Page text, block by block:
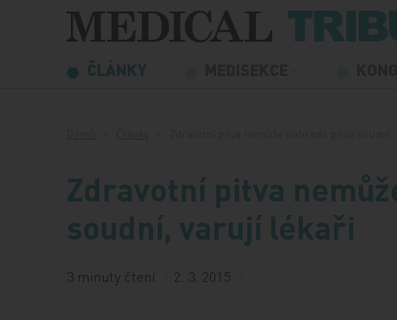
Přeskočit na obsah
ČLÁNKY
Zdravotní pitva
soudní, varují lékaři
3 minuty čtení 2. 3. 2015